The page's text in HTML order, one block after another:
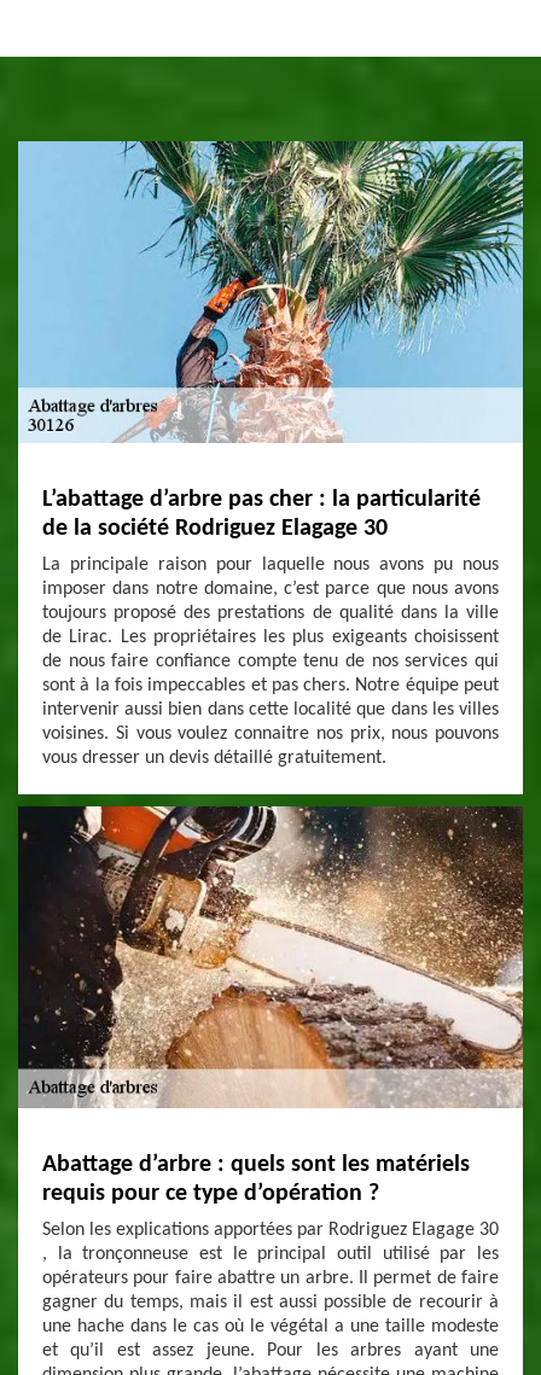
L’abattage d’arbre pas cher : la particularité
de la société Rodriguez Elagage 30
La principale raison pour laquelle nous avons pu nous
imposer dans notre domaine, c’est parce que nous avons
toujours proposé des prestations de qualité dans la ville
de Lirac. Les propriétaires les plus exigeants choisissent
de nous faire confiance compte tenu de nos services qui
sont à la fois impeccables et pas chers. Notre équipe peut
intervenir aussi bien dans cette localité que dans les villes
voisines. Si vous voulez connaitre nos prix, nous pouvons
vous dresser un devis détaillé gratuitement.
Abattage d’arbre : quels sont les matériels
requis pour ce type d’opération ?
Selon les explications apportées par Rodriguez Elagage 30
, la tronçonneuse est le principal outil utilisé par les
opérateurs pour faire abattre un arbre. Il permet de faire
gagner du temps, mais il est aussi possible de recourir à
une hache dans le cas où le végétal a une taille modeste
et qu’il est assez jeune. Pour les arbres ayant une